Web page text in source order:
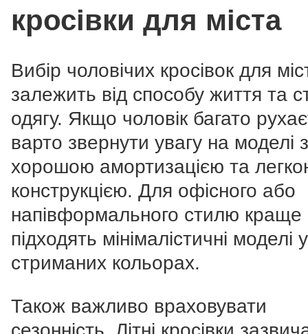
кросівки для міста
Вибір чоловічих кросівок для
залежить від способу життя та
одягу. Якщо чоловік багато
варто звернути увагу на моделі з
хорошою амортизацією та
конструкцією. Для офісного або
напівформального стилю краще
підходять мінімалістичні моделі у
стриманих кольорах.
Також важливо враховувати